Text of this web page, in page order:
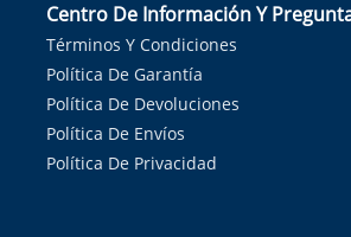
Centro De Información Y
Términos Y Condiciones
Política De Garantía
Política De Devoluciones
Política De Envíos
Política De Privacidad